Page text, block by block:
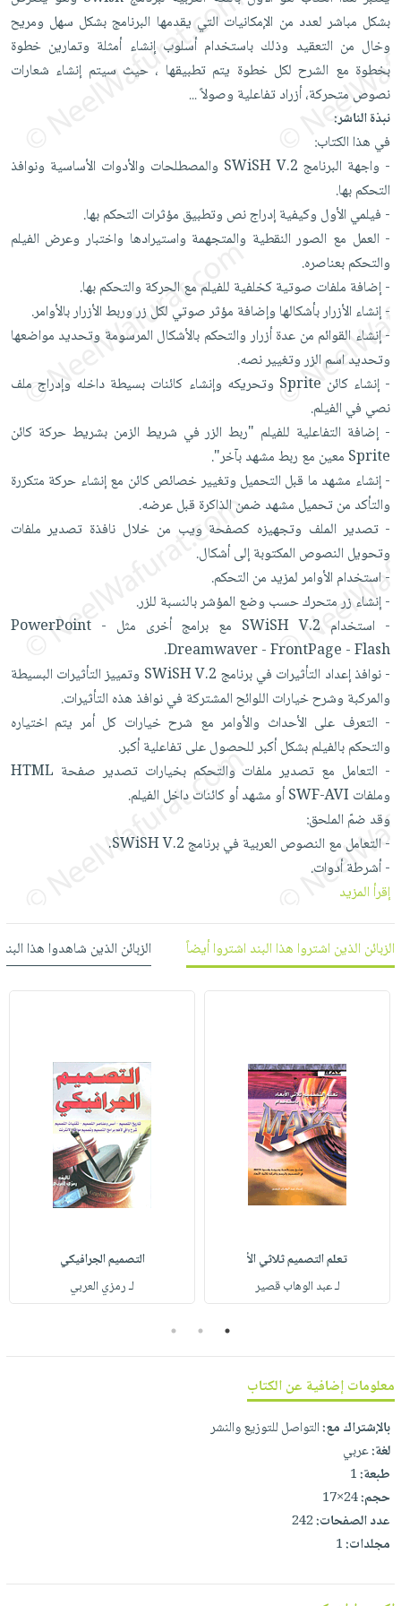
العناية
بالأسنان
الحمية
والتغذية
أدوات
المائدة
الأوعية
والتخزين
أدوات
المطبخ
الأكثر
مبيعاً
العودة
للمدارس
اكسسوارات
كتب
اكسسوارات
منزلية
اكسسوارات
ملابس
مطرزات
حقائب
حلي
عناية
بالذات
صابون
أطفال
مناسبات
شحن
مجاني
بنود
مختارة
اشتراكات
كل
الاشتراكات
صندوق
القراءة
iKitab
بلا
حدود
بحث
متقدم
نيل
وفرات
عن
الشركة
سياسة
الشركة
فيديوهات
أسئلة
يتكرر
طرحها
خدمات
وفرات
انشر
كتابك
تواصل
معنا
حسابك
لائحة
الأمنيات
عربة
التسوق
نشرة
الإصدارات
بشكل مباشر لعدد من الإمكانيات التي يقدمها البرنامج بشكل سهل ومريح
وخال من التعقيد وذلك باستخدام أسلوب إنشاء أمثلة وتمارين خطوة
بخطوة مع الشرح لكل خطوة يتم تطبيقها ، حيث سيتم إنشاء شعارات
نصوص متحركة، أزراد تفاعلية وصولاً...
نبذة الناشر:
في هذا الكتاب:
- واجهة البرنامج SWiSH V.2 والمصطلحات والأدوات الأساسية ونوافذ
التحكم بها.
- فيلمي الأول وكيفية إدراج نص وتطبيق مؤثرات التحكم بها.
- العمل مع الصور النقطية والمتجهمة واستيرادها واختبار وعرض الفيلم
والتحكم بعناصره.
- إضافة ملفات صوتية كخلفية للفيلم مع الحركة والتحكم بها.
- إنشاء الأزرار بأشكالها وإضافة مؤثر صوتي لكل زر وربط الأزرار بالأوامر.
- إنشاء القوائم من عدة أزرار والتحكم بالأشكال المرسومة وتحديد مواضعها
وتحديد اسم الزر وتغيير نصه.
- إنشاء كائن Sprite وتحريكه وإنشاء كائنات بسيطة داخله وإدراج ملف
نصي في الفيلم.
- إضافة التفاعلية للفيلم "ربط الزر في شريط الزمن بشريط حركة كائن
Sprite معين مع ربط مشهد بآخر".
- إنشاء مشهد ما قبل التحميل وتغيير خصائص كائن مع إنشاء حركة متكررة
والتأكد من تحميل مشهد ضمن الذاكرة قبل عرضه.
- تصدير الملف وتجهيزه كصفحة ويب من خلال نافذة تصدير ملفات
وتحويل النصوص المكتوبة إلى أشكال.
- استخدام الأوامر لمزيد من التحكم.
- إنشاء زر متحرك حسب وضع المؤشر بالنسبة للزر.
- استخدام SWiSH V.2 مع برامج أخرى مثل PowerPoint -
Dreamwaver - FrontPage - Flash.
- نوافذ إعداد التأثيرات في برنامج SWiSH V.2 وتمييز التأثيرات البسيطة
والمركبة وشرح خيارات اللوائح المشتركة في نوافذ هذه التأثيرات.
- التعرف على الأحداث والأوامر مع شرح خيارات كل أمر يتم اختياره
والتحكم بالفيلم بشكل أكبر للحصول على تفاعلية أكبر.
- التعامل مع تصدير ملفات والتحكم بخيارات تصدير صفحة HTML
وملفات SWF-AVI أو مشهد أو كائنات داخل الفيلم.
وقد ضمّ الملحق:
- التعامل مع النصوص العربية في برنامج SWiSH V.2.
- أشرطة أدوات.
إقرأ المزيد
الزبائن الذين اشتروا هذا البند اشتروا أيضاً الزبائن الذين شاهدوا هذا
تعلم التصميم ثلاثي الأ
لـ عبد الوهاب قصير
التصميم الجرافيكي
لـ رمزي العربي
1
2
3
معلومات إضافية عن الكتاب
بالإشتراك مع:التواصل للتوزيع والنشر
لغة:عربي
طبعة:1
حجم:24×17
عدد الصفحات:242
مجلدات:1